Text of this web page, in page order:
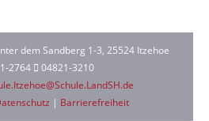
dem Sandberg 1-3, 25524 Itzehoe
2764
04821-3210
| Barrierefreiheit